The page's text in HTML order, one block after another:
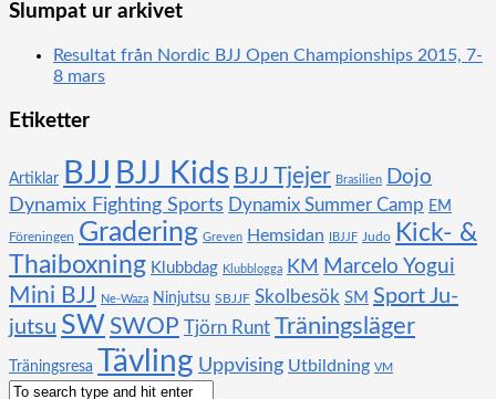
Slumpat ur arkivet
Resultat från Nordic BJJ Open Championships 2015, 7-
8 mars
Etiketter
Artiklar BJJ BJJ Kids BJJ Tjejer Brasilien Dojo
Dynamix Fighting Sports Dynamix Summer Camp EM
Föreningen Gradering Greven Hemsidan IBJJF Judo
Kick- &
Thaiboxning Klubbdag Klubblogga KM Marcelo Yogui
Mini BJJ Ne-Waza Ninjutsu SBJJF Skolbesök SM Sport Ju-
jutsu SW SWOP Tjörn Runt Träningsläger
Träningsresa Tävling Uppvising Utbildning VM